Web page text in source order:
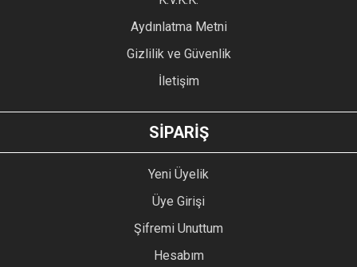
Aydınlatma Metni
Gizlilik ve Güvenlik
İletişim
SİPARİŞ
Yeni Üyelik
Üye Girişi
Şifremi Unuttum
Hesabım